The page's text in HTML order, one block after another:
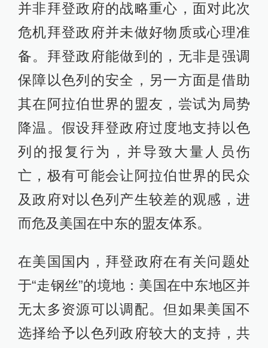
并非拜登政府的战略重心，面对此次
危机拜登政府并未做好物质或心理准
备。拜登政府能做到的，无非是强调
保障以色列的安全，另一方面是借助
其在阿拉伯世界的盟友，尝试为局势
降温。假设拜登政府过度地支持以色
列的报复行为，并导致大量人员伤
亡，极有可能会让阿拉伯世界的民众
及政府对以色列产生较差的观感，进
而危及美国在中东的盟友体系。
在美国国内，拜登政府在有关问题处
于“走钢丝”的境地：美国在中东地区并
无太多资源可以调配。但如果美国不
选择给予以色列政府较大的支持，共